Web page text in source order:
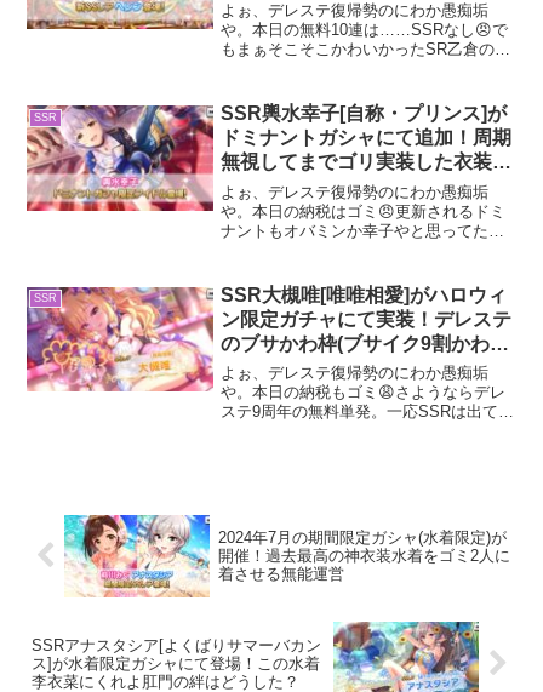
よぉ、デレステ復帰勢のにわか愚痴垢
や。本日の無料10連は……SSRなし😠で
もまぁそこそこかわいかったSR乙倉の特
たんや笑ゴリ推しイメージが強すぎて限
定のみの出番かと思...
SSR
SSR輿水幸子[自称・プリンス]が
ドミナントガシャにて追加！周期
無視してまでゴリ実装した衣装が
こんなカスみてーな出来？
よぉ、デレステ復帰勢のにわか愚痴垢
や。本日の納税はゴミ😠更新されるドミ
ナントもオバミンか幸子やと思ってたし
たんやけどどの道いらねーわ😩さて、今
回はドミナントSSR輿水幸...
SSR
SSR大槻唯[唯唯相愛]がハロウィ
ン限定ガチャにて実装！デレステ
のブサかわ枠(ブサイク9割かわい
い1割)兼パッションの癌細胞
よぉ、デレステ復帰勢のにわか愚痴垢
や。本日の納税もゴミ😩さようならデレ
ステ9周年の無料単発。一応SSRは出てく
2024年7月の期間限定ガシャ(水着限定)が
開催！過去最高の神衣装水着をゴミ2人に
着させる無能運営
SSRアナスタシア[よくばりサマーバカン
ス]が水着限定ガシャにて登場！この水着
李衣菜にくれよ肛門の絆はどうした？